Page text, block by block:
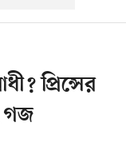
প্রিন্সের
গজ